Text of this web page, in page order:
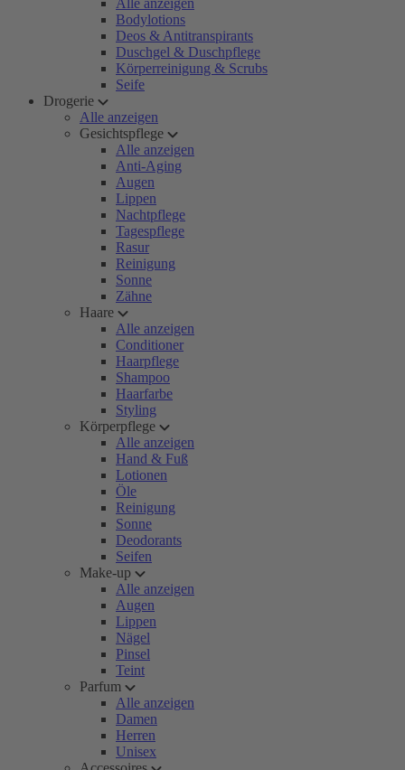
Alle anzeigen
Bodylotions
Deos & Antitranspirants
Duschgel & Duschpflege
Körperreinigung & Scrubs
Seife
Drogerie
Alle anzeigen
Gesichtspflege
Alle anzeigen
Anti-Aging
Augen
Lippen
Nachtpflege
Tagespflege
Rasur
Reinigung
Sonne
Zähne
Haare
Alle anzeigen
Conditioner
Haarpflege
Shampoo
Haarfarbe
Styling
Körperpflege
Alle anzeigen
Hand & Fuß
Lotionen
Öle
Reinigung
Sonne
Deodorants
Seifen
Make-up
Alle anzeigen
Augen
Lippen
Nägel
Pinsel
Teint
Parfum
Alle anzeigen
Damen
Herren
Unisex